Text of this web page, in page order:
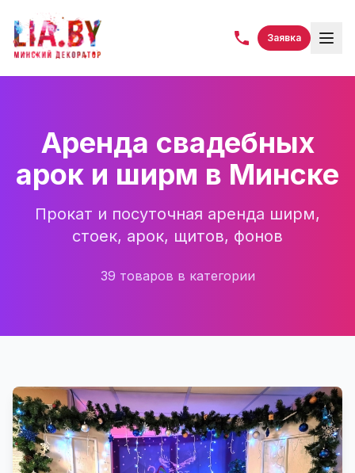
Заявка
Аренда свадебных
арок и ширм в Минске
Прокат и посуточная аренда ширм,
стоек, арок, щитов, фонов
39 товаров в категории